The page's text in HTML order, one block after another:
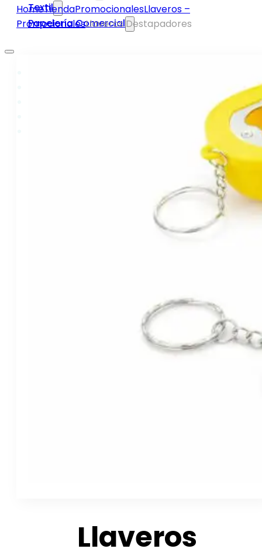
Textil
Papelería Comercial
HomeTiendaPromocionalesLlaveros –
PromocionalesLlaveros Destapadores
Llaveros